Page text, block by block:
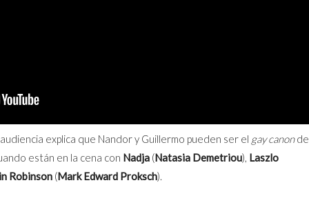
explica que Nandor y Guillermo pueden ser el gay canonde
están en la cena con Nadja (Natasia Demetriou), Laszlo
Robinson (Mark Edward Proksch).